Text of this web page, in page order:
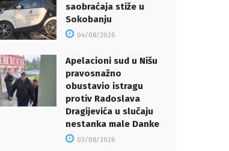
saobraćaja stiže u
Sokobanju
04/08/2026
Apelacioni sud u Nišu
pravosnažno
obustavio istragu
protiv Radoslava
Dragijevića u slučaju
nestanka male Danke
03/08/2026